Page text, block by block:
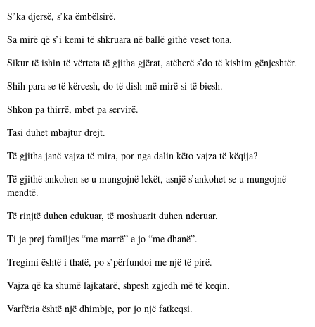
S’ka djersë, s’ka ëmbëlsirë.
Sa mirë që s’i kemi të shkruara në ballë githë veset tona.
Sikur të ishin të vërteta të gjitha gjërat, atëherë s’do të kishim gënjeshtër.
Shih para se të kërcesh, do të dish më mirë si të biesh.
Shkon pa thirrë, mbet pa servirë.
Tasi duhet mbajtur drejt.
Të gjitha janë vajza të mira, por nga dalin këto vajza të këqija?
Të gjithë ankohen se u mungojnë lekët, asnjë s’ankohet se u mungojnë
mendtë.
Të rinjtë duhen edukuar, të moshuarit duhen nderuar.
Ti je prej familjes “me marrë” e jo “me dhanë”.
Tregimi është i thatë, po s’përfundoi me një të pirë.
Vajza që ka shumë lajkatarë, shpesh zgjedh më të keqin.
Varfëria është një dhimbje, por jo një fatkeqsi.